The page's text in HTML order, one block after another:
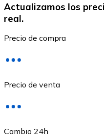
Ethereum
ETH
Actualizamos los
real.
Precio de compra
Precio de venta
Cambio 24h